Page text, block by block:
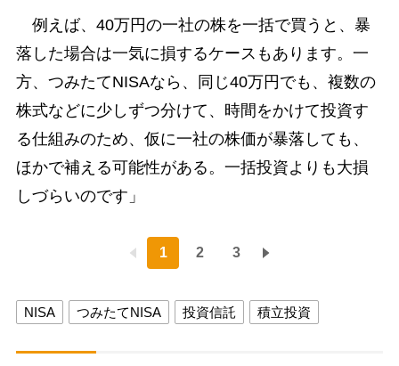
例えば、40万円の一社の株を一括で買うと、暴
落した場合は一気に損するケースもあります。一
方、つみたてNISAなら、同じ40万円でも、複数の
株式などに少しずつ分けて、時間をかけて投資す
る仕組みのため、仮に一社の株価が暴落しても、
ほかで補える可能性がある。一括投資よりも大損
しづらいのです」
1 2 3
NISA つみたてNISA 投資信託 積立投資